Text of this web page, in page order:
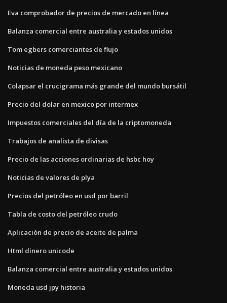
Eva comprobador de precios de mercado en línea
Balanza comercial entre australia y estados unidos
Tom egbers comerciantes de flujo
Noticias de moneda peso mexicano
Colapsar el crucigrama más grande del mundo bursátil
Precio del dolar en mexico por intermex
Impuestos comerciales del día de la criptomoneda
Trabajos de analista de divisas
Precio de las acciones ordinarias de hsbc hoy
Noticias de valores de plya
Precios del petróleo en usd por barril
Tabla de costo del petróleo crudo
Aplicación de precio de aceite de palma
Html dinero unicode
Balanza comercial entre australia y estados unidos
Moneda usd jpy historia